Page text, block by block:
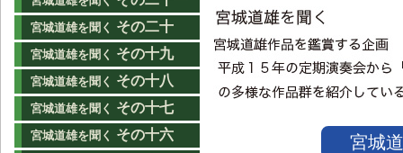
宮城道雄を聞く その二十
宮城道雄を聞く その十九
宮城道雄を聞く その十八
宮城道雄を聞く その十七
宮城道雄を聞く その十六 宮城